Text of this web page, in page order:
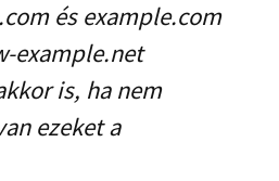
és example.com
example.net
is, ha nem
ezeket a